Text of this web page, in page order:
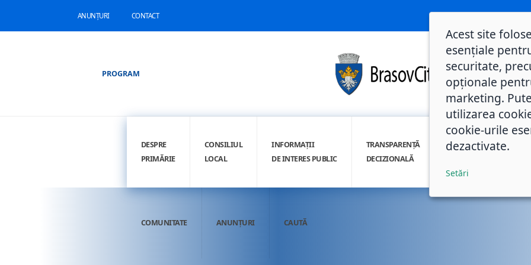
ANUNȚURI CONTACT
PROGRAM
DESPRE
PRIMĂRIE
CONSILIUL
LOCAL
INFORMAȚII
DE INTERES PUBLIC
TRANSPARENȚĂ
DECIZIONALĂ
INTEGRITATE
COMUNITATE ANUNȚURI CAUTĂ
Acest site
esențiale
securitate,
opționale
marketing.
utilizarea
cookie-urile
dezactivate.
Setări